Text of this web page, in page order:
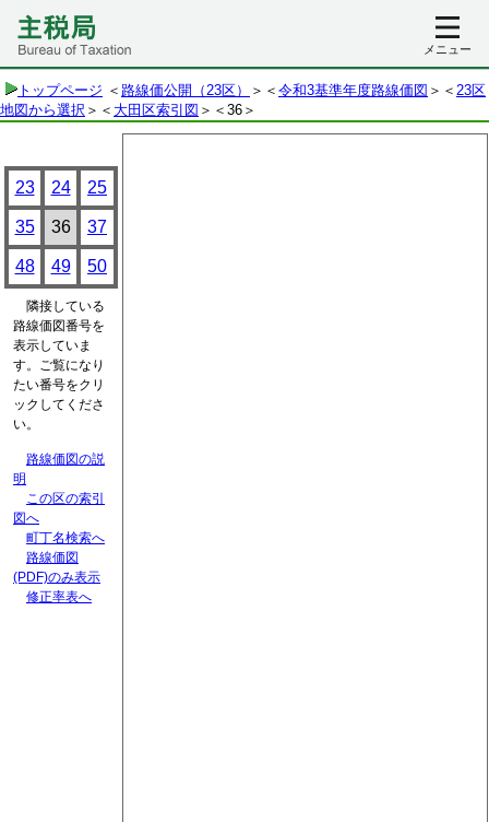
メニュー
トップページ ＜ 路線価公開（23区） ＞＜ 令和3基準年度路線価図 ＞＜ 23区
地図から選択 ＞＜ 大田区索引図 ＞ ＜36＞
23 24 25
35 36 37
48 49 50
隣接している
路線価図番号を
表示していま
す。ご覧になり
たい番号をクリ
ックしてくださ
い。
路線価図の説
明
この区の索引
図へ
町丁名検索へ
路線価図
(PDF)のみ表示
修正率表へ